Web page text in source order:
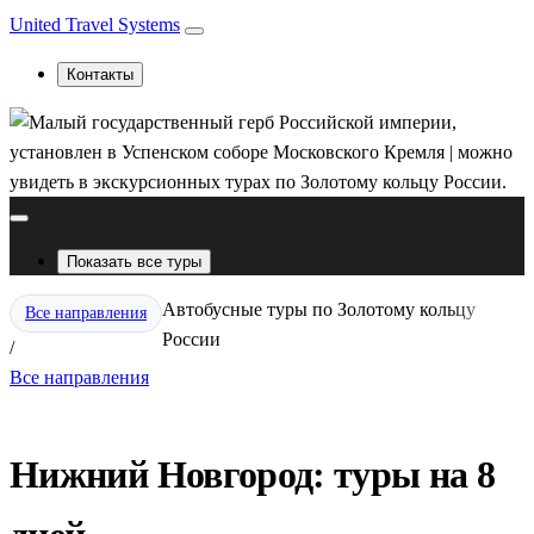
United Travel Systems
Контакты
Показать все туры
Все направления
/
Автобусные туры по Золотому кольцу
России
Все направления
Нижний Новгород: туры на 8